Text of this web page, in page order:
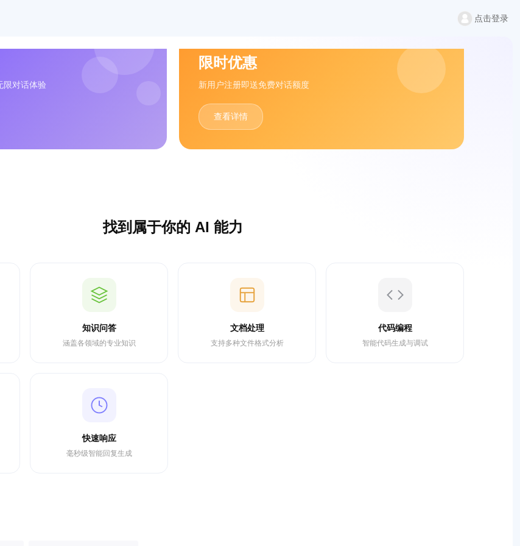
点击登录
限对话体验
限时优惠
新用户注册即送免费对话额度
查看详情
找到属于你的 AI 能力
知识问答
涵盖各领域的专业知识
文档处理
支持多种文件格式分析
代码编程
智能代码生成与调试
快速响应
毫秒级智能回复生成